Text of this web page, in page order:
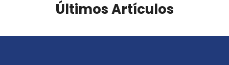
Últimos Artículos